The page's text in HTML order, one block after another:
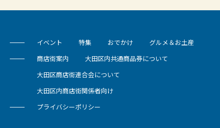
イベント 特集 おでかけ グルメ＆お土産
商店街案内 大田区内共通商品券について
大田区商店街連合会について
大田区内商店街関係者向け
プライバシーポリシー